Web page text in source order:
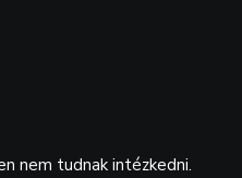
nem tudnak intézkedni.